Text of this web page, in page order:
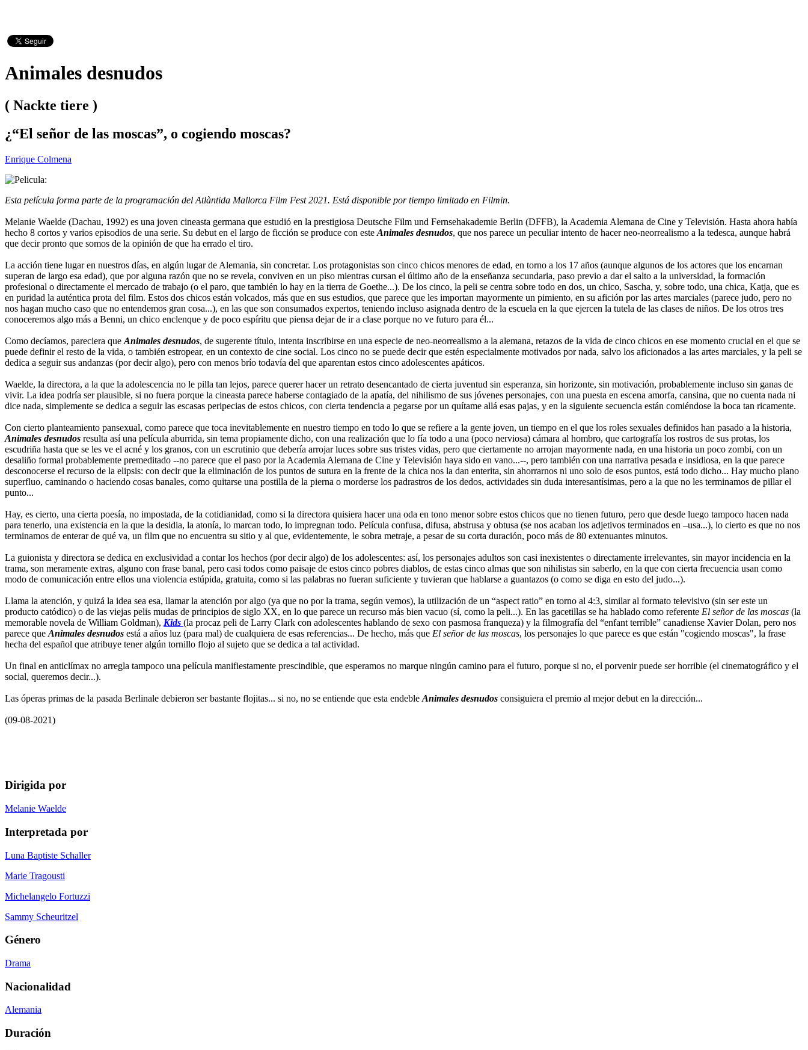
Animales desnudos
( Nackte tiere )
¿“El señor de las moscas”, o cogiendo moscas?
Enrique Colmena
Esta película forma parte de la programación del Atlàntida Mallorca Film Fest 2021. Está disponible por tiempo limitado en Filmin.
Melanie Waelde (Dachau, 1992) es una joven cineasta germana que estudió en la prestigiosa Deutsche Film und Fernsehakademie Berlin (DFFB), la Academia Alemana de Cine y Televisión. Hasta ahora había
hecho 8 cortos y varios episodios de una serie. Su debut en el largo de ficción se produce con este Animales desnudos, que nos parece un peculiar intento de hacer neo-neorrealismo a la tedesca, aunque habrá
que decir pronto que somos de la opinión de que ha errado el tiro.
La acción tiene lugar en nuestros días, en algún lugar de Alemania, sin concretar. Los protagonistas son cinco chicos menores de edad, en torno a los 17 años (aunque algunos de los actores que los encarnan
superan de largo esa edad), que por alguna razón que no se revela, conviven en un piso mientras cursan el último año de la enseñanza secundaria, paso previo a dar el salto a la universidad, la formación
profesional o directamente el mercado de trabajo (o el paro, que también lo hay en la tierra de Goethe...). De los cinco, la peli se centra sobre todo en dos, un chico, Sascha, y, sobre todo, una chica, Katja, que es
en puridad la auténtica prota del film. Estos dos chicos están volcados, más que en sus estudios, que parece que les importan mayormente un pimiento, en su afición por las artes marciales (parece judo, pero no
nos hagan mucho caso que no entendemos gran cosa...), en las que son consumados expertos, teniendo incluso asignada dentro de la escuela en la que ejercen la tutela de las clases de niños. De los otros tres
conoceremos algo más a Benni, un chico enclenque y de poco espíritu que piensa dejar de ir a clase porque no ve futuro para él...
Como decíamos, pareciera que Animales desnudos, de sugerente título, intenta inscribirse en una especie de neo-neorrealismo a la alemana, retazos de la vida de cinco chicos en ese momento crucial en el que se
puede definir el resto de la vida, o también estropear, en un contexto de cine social. Los cinco no se puede decir que estén especialmente motivados por nada, salvo los aficionados a las artes marciales, y la peli se
dedica a seguir sus andanzas (por decir algo), pero con menos brío todavía del que aparentan estos cinco adolescentes apáticos.
Waelde, la directora, a la que la adolescencia no le pilla tan lejos, parece querer hacer un retrato desencantado de cierta juventud sin esperanza, sin horizonte, sin motivación, probablemente incluso sin ganas de
vivir. La idea podría ser plausible, si no fuera porque la cineasta parece haberse contagiado de la apatía, del nihilismo de sus jóvenes personajes, con una puesta en escena amorfa, cansina, que no cuenta nada ni
dice nada, simplemente se dedica a seguir las escasas peripecias de estos chicos, con cierta tendencia a pegarse por un quítame allá esas pajas, y en la siguiente secuencia están comiéndose la boca tan ricamente.
Con cierto planteamiento pansexual, como parece que toca inevitablemente en nuestro tiempo en todo lo que se refiere a la gente joven, un tiempo en el que los roles sexuales definidos han pasado a la historia,
Animales desnudos resulta así una película aburrida, sin tema propiamente dicho, con una realización que lo fía todo a una (poco nerviosa) cámara al hombro, que cartografía los rostros de sus protas, los
escudriña hasta que se les ve el acné y los granos, con un escrutinio que debería arrojar luces sobre sus tristes vidas, pero que ciertamente no arrojan mayormente nada, en una historia un poco zombi, con un
desaliño formal probablemente premeditado --no parece que el paso por la Academia Alemana de Cine y Televisión haya sido en vano...--, pero también con una narrativa pesada e insidiosa, en la que parece
desconocerse el recurso de la elipsis: con decir que la eliminación de los puntos de sutura en la frente de la chica nos la dan enterita, sin ahorrarnos ni uno solo de esos puntos, está todo dicho... Hay mucho plano
superfluo, caminando o haciendo cosas banales, como quitarse una postilla de la pierna o morderse los padrastros de los dedos, actividades sin duda interesantísimas, pero a la que no les terminamos de pillar el
punto...
Hay, es cierto, una cierta poesía, no impostada, de la cotidianidad, como si la directora quisiera hacer una oda en tono menor sobre estos chicos que no tienen futuro, pero que desde luego tampoco hacen nada
para tenerlo, una existencia en la que la desidia, la atonía, lo marcan todo, lo impregnan todo. Película confusa, difusa, abstrusa y obtusa (se nos acaban los adjetivos terminados en –usa...), lo cierto es que no nos
terminamos de enterar de qué va, un film que no encuentra su sitio y al que, evidentemente, le sobra metraje, a pesar de su corta duración, poco más de 80 extenuantes minutos.
La guionista y directora se dedica en exclusividad a contar los hechos (por decir algo) de los adolescentes: así, los personajes adultos son casi inexistentes o directamente irrelevantes, sin mayor incidencia en la
trama, son meramente extras, alguno con frase banal, pero casi todos como paisaje de estos cinco pobres diablos, de estas cinco almas que son nihilistas sin saberlo, en la que con cierta frecuencia usan como
modo de comunicación entre ellos una violencia estúpida, gratuita, como si las palabras no fueran suficiente y tuvieran que hablarse a guantazos (o como se diga en esto del judo...).
Llama la atención, y quizá la idea sea esa, llamar la atención por algo (ya que no por la trama, según vemos), la utilización de un “aspect ratio” en torno al 4:3, similar al formato televisivo (sin ser este un
producto catódico) o de las viejas pelis mudas de principios de siglo XX, en lo que parece un recurso más bien vacuo (sí, como la peli...). En las gacetillas se ha hablado como referente El señor de las moscas (la
memorable novela de William Goldman), Kids (la procaz peli de Larry Clark con adolescentes hablando de sexo con pasmosa franqueza) y la filmografía del “enfant terrible” canadiense Xavier Dolan, pero nos
parece que Animales desnudos está a años luz (para mal) de cualquiera de esas referencias... De hecho, más que El señor de las moscas, los personajes lo que parece es que están "cogiendo moscas", la frase
hecha del español que atribuye tener algún tornillo flojo al sujeto que se dedica a tal actividad.
Un final en anticlímax no arregla tampoco una película manifiestamente prescindible, que esperamos no marque ningún camino para el futuro, porque si no, el porvenir puede ser horrible (el cinematográfico y el
social, queremos decir...).
Las óperas primas de la pasada Berlinale debieron ser bastante flojitas... si no, no se entiende que esta endeble Animales desnudos consiguiera el premio al mejor debut en la dirección...
(09-08-2021)
Dirigida por
Melanie Waelde
Interpretada por
Luna Baptiste Schaller
Marie Tragousti
Michelangelo Fortuzzi
Sammy Scheuritzel
Género
Drama
Nacionalidad
Alemania
Duración